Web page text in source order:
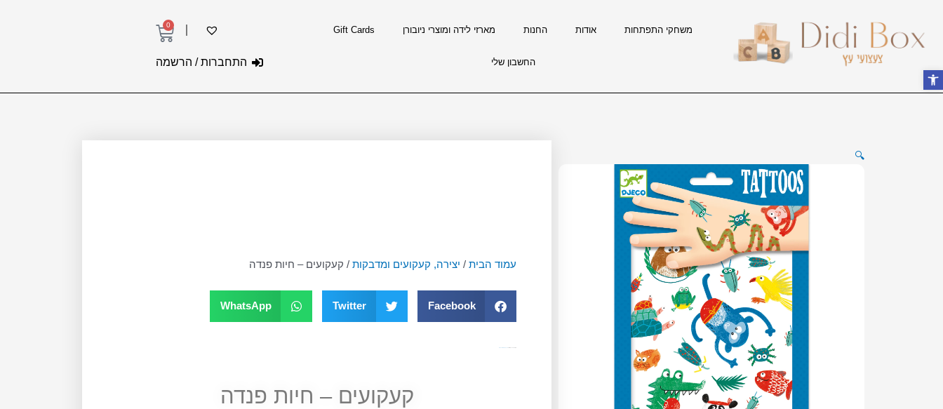
משחקי התפתחות אודות החנות מארזי לידה ומוצרי ניובורן Gift Cards
החשבון שלי התחברות / הרשמה
0
עגלת
🔍
עמוד הבית / יצירה, קעקועים ומדבקות / קעקועים – חיות פנדה
Facebook
Twitter
WhatsApp
קעקועים – חיות פנדה
פתח סרגל נגישות